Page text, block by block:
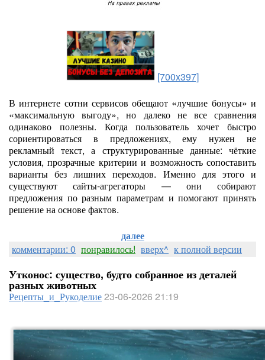
[700x397]
В интернете сотни сервисов обещают «лучшие бонусы» и
«максимальную выгоду», но далеко не все сравнения
одинаково полезны. Когда пользователь хочет быстро
сориентироваться в предложениях, ему нужен не
рекламный текст, а структурированные данные: чёткие
условия, прозрачные критерии и возможность сопоставить
варианты без лишних переходов. Именно для этого и
существуют сайты-агрегаторы — они собирают
предложения по разным параметрам и помогают принять
решение на основе фактов.
далее
комментарии: 0 понравилось! вверх^ к полной версии
Утконос: существо, будто собранное из деталей
разных животных
Рецепты_и_Рукоделие23-06-2026 21:19